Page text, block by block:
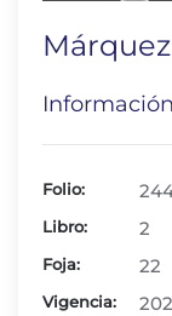
Folio:
Libro: 2
Foja: 22
Vigencia: